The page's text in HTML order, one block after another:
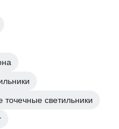
точечные светильники